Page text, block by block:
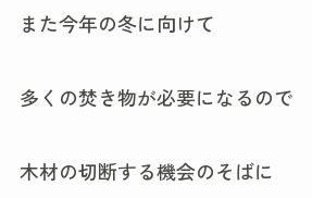
また今年の冬に向けて
多くの焚き物が必要になるので
木材の切断する機会のそばに